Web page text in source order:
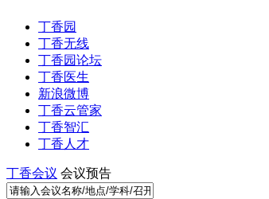
丁香园
丁香无线
丁香园论坛
丁香医生
新浪微博
丁香云管家
丁香智汇
丁香人才
丁香会议 会议预告